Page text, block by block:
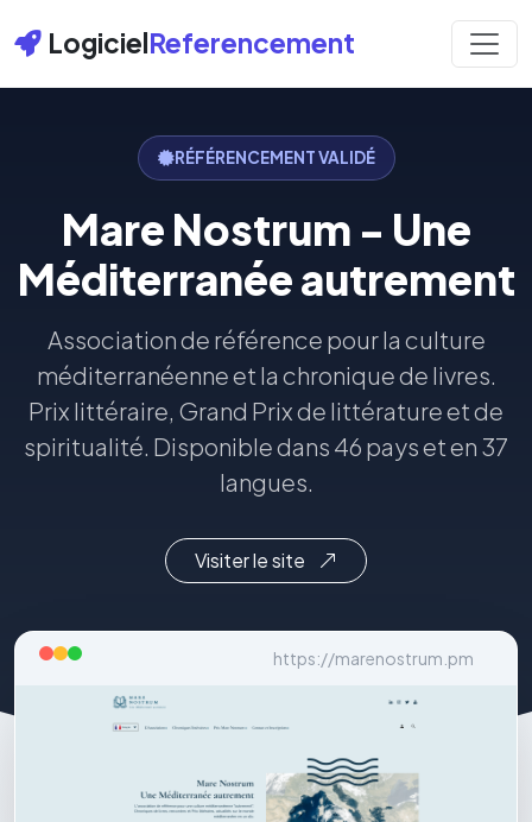
LogicielReferencement
RÉFÉRENCEMENT VALIDÉ
Mare Nostrum - Une
Méditerranée autrement
Association de référence pour la culture
méditerranéenne et la chronique de livres.
Prix littéraire, Grand Prix de littérature et de
spiritualité. Disponible dans 46 pays et en 37
langues.
Visiter le site
https://marenostrum.pm